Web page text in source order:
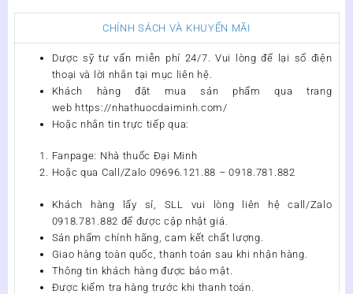
CHÍNH SÁCH VÀ KHUYẾN MÃI
Dược sỹ tư vấn miễn phí 24/7. Vui lòng để lại số điện
thoại và lời nhắn tại mục liên hệ.
Khách hàng đặt mua sản phẩm qua trang
web https://nhathuocdaiminh.com/
Hoặc nhắn tin trực tiếp qua:
Fanpage: Nhà thuốc Đại Minh
Hoặc qua Call/Zalo 09696.121.88 – 0918.781.882
Khách hàng lấy sỉ, SLL vui lòng liên hệ call/Zalo
0918.781.882 để được cập nhật giá.
Sản phẩm chính hãng, cam kết chất lượng.
Giao hàng toàn quốc, thanh toán sau khi nhận hàng.
Thông tin khách hàng được bảo mật.
Được kiểm tra hàng trước khi thanh toán.